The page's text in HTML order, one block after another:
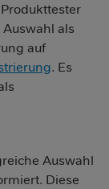
als
auf
. Es
Auswahl
Diese